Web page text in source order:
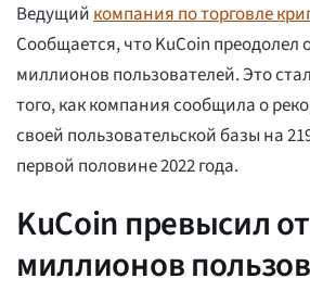
Ведущийкомпания по торговле
Сообщается, что KuCoin преодолел
миллионов пользователей. Это
того, как компания сообщила о
своей пользовательской базы на
первой половине 2022 года.
KuCoin превысил
миллионов